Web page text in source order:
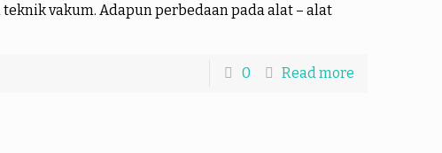
vakum. Adapun perbedaan pada alat – alat
0 Read more